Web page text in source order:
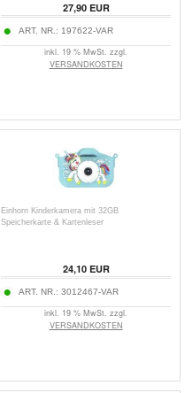
27,90EUR
ART. NR.: 197622-VAR
inkl. 19 % MwSt. zzgl.
VERSANDKOSTEN
Einhorn Kinderkamera mit 32GB
Speicherkarte & Kartenleser
24,10EUR
ART. NR.: 3012467-VAR
inkl. 19 % MwSt. zzgl.
VERSANDKOSTEN